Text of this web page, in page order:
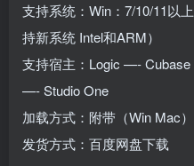
支持系统：Win：7/10/11
持新系统 Intel和ARM）
支持宿主：Logic —-
—- Studio One
加载方式：附带（Win Mac
发货方式：百度网盘下载